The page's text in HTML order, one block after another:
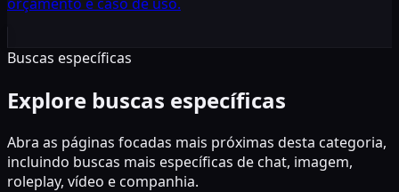
Buscas específicas
Explore buscas específicas
Abra as páginas focadas mais próximas desta categoria,
incluindo buscas mais específicas de chat, imagem,
roleplay, vídeo e companhia.